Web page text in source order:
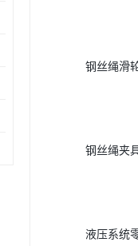
钢丝绳滑
钢丝绳夹
液压系统